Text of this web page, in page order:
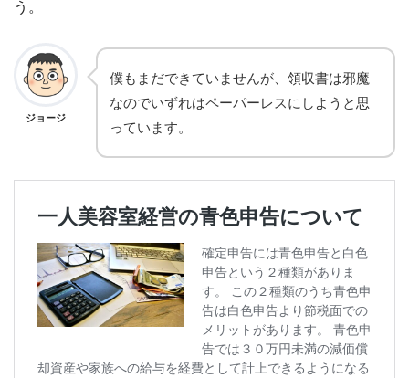
う。
ジョージ
僕もまだできていませんが、領収書は邪魔
なのでいずれはペーパーレスにしようと思
っています。